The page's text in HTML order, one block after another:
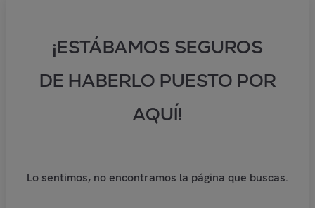
¡ESTÁBAMOS SEGUROS
DE HABERLO PUESTO POR
AQUÍ!
Lo sentimos, no encontramos la página que buscas.